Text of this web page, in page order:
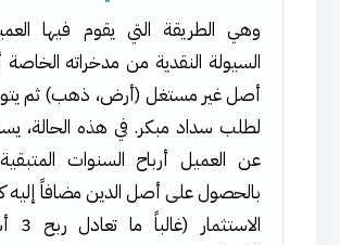
وهي الطريقة التي يقوم فيها
السيولة النقدية من مدخراته الخاصة
أصل غير مستغل (أرض، ذهب) ثم
لطلب سداد مبكر. في هذه الحالة،
عن العميل أرباح السنوات
بالحصول على أصل الدين مضافاً إليه